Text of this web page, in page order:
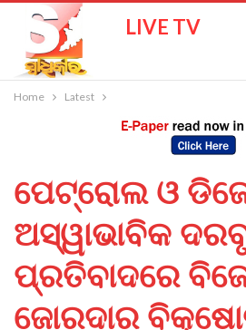
LIVE TV
Home Latest
ପେଟ୍ରୋଲ ଓ
ଅସ୍ୱାଭାବିକ
ପ୍ରତିବାଦରେ
ଜୋରଦାର